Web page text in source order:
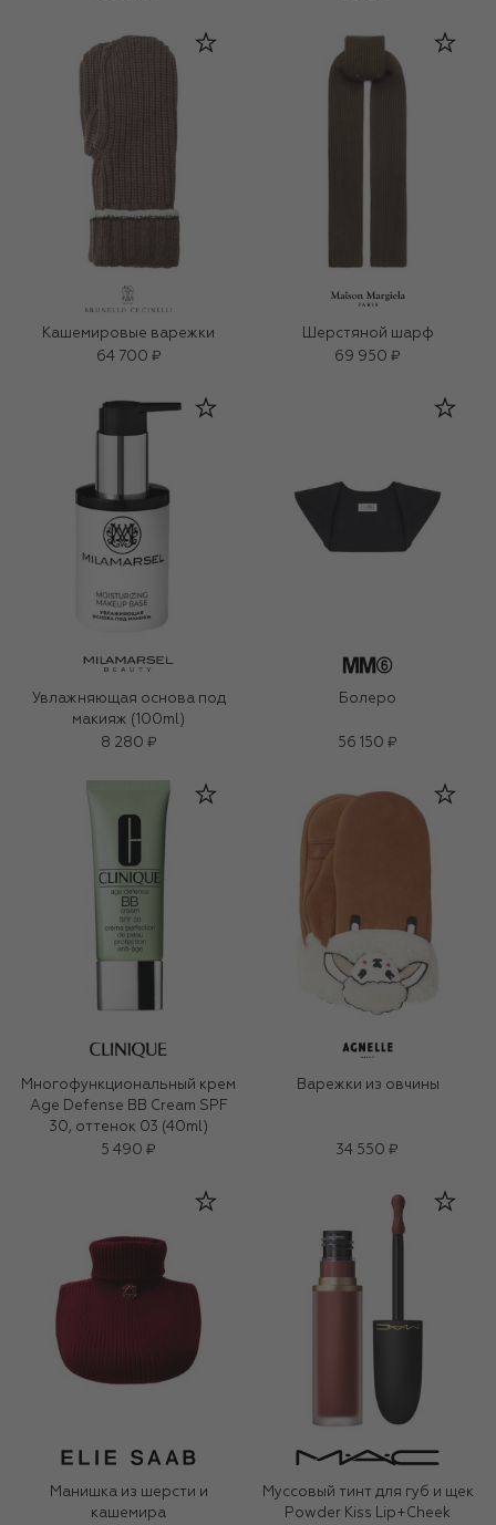
Кашемировые варежки
64 700 ₽
Шерстяной шарф
69 950 ₽
Увлажняющая основа под
макияж (100ml)
8 280 ₽
Болеро
56 150 ₽
Многофункциональный крем
Age Defense BB Cream SPF
30, оттенок 03 (40ml)
5 490 ₽
Варежки из овчины
34 550 ₽
Манишка из шерсти и
кашемира
Муссовый тинт для губ и щек
Powder Kiss Lip+Cheek